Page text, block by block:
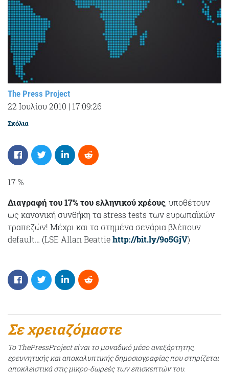
The Press Project
22 Ιουλίου 2010 | 17:09:26
Σχόλια
17 %
Διαγραφή του 17% του ελληνικού χρέους, υποθέτουν
ως κανονική συνθήκη τα stress tests των ευρωπαϊκών
τραπεζών! Μέχρι και τα στημένα σενάρια βλέπουν
default… (LSE Allan Beattiehttp://bit.ly/9o5GjV)
Σε χρειαζόμαστε
Το ThePressProject είναι το μοναδικό μέσο ανεξάρτητης,
ερευνητικής και αποκαλυπτικής δημοσιογραφίας που στηρίζεται
αποκλειστικά στις μικρο-δωρεές των επισκεπτών του.